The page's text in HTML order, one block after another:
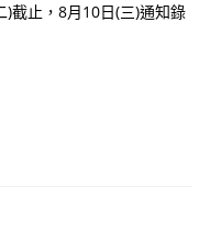
截止，8月10日(三)通知錄